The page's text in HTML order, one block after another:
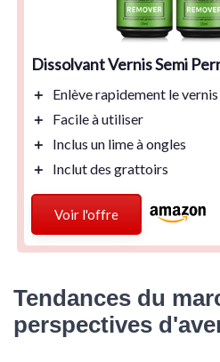
Dissolvant Vernis Semi
＋ Enlève rapidement le
＋
Facile à utiliser
＋
Inclus un lime à ongles
＋
Inclut des grattoirs
Voir l'offre
Tendances du
perspectives